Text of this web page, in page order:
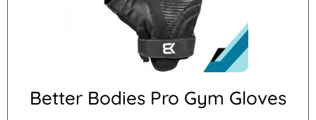
Better Bodies Pro Gym Gloves
Betygsatt